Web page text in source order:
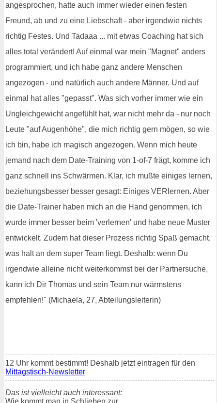
angesprochen, hatte auch immer wieder einen festen
Freund, ab und zu eine Liebschaft - aber irgendwie nichts
richtig Festes. Und Tadaaa ... mit etwas Coaching hat sich
alles total verändert! Auf einmal war mein "Magnet" anders
programmiert, und ich habe ganz andere Menschen
angezogen - und natürlich auch andere Männer. Und auf
einmal hat alles "gepasst". Was sich vorher immer wie ein
Ungleichgewicht angefühlt hat, war nicht mehr da - nur noch
Leute "auf Augenhöhe", die mich richtig gern mögen, so wie
ich bin, habe ich magisch angezogen. Wenn mich heute
jemand nach dem Date-Training von 1-of-7 frägt, komme ich
ganz schnell ins Schwärmen. Klar, ich mußte einiges lernen,
beziehungsbesser besser gesagt: Einiges VERlernen. Aber
die Date-Trainer haben mich an die Hand genommen, ich
wurde immer besser beim 'verlernen' und habe neue Muster
entwickelt. Zudem hat dieser Prozess richtig Spaß gemacht,
was halt an dem super Team liegt. Deshalb: wenn Du
irgendwie alleine nicht weiterkommst bei der Partnersuche,
kann ich Dir Thomas und sein Team nur wärmstens
empfehlen!" (Michaela, 27, Abteilungsleiterin)
12 Uhr kommt bestimmt! Deshalb jetzt eintragen für den
Mittagstisch-Newsletter
Das ist vielleicht auch interessant:
Wie kommt man in Schlieben zur